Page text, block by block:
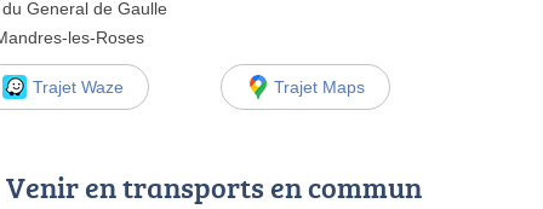
General de Gaulle
les-Roses
Trajet Waze Trajet Maps
Venir en transports en commun